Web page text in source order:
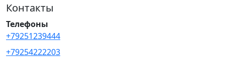
Контакты
Телефоны
+79251239444
+79254222203